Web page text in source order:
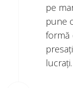
pe
pune
formă
lucrați.